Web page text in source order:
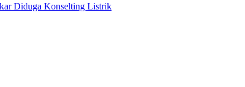
Diduga Konselting Listrik